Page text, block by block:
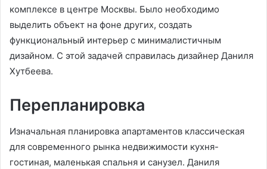
комплексе в центре Москвы. Было необходимо
выделить объект на фоне других, создать
функциональный интерьер с минималистичным
дизайном. С этой задачей справилась дизайнер Даниля
Хутбеева.
Перепланировка
Изначальная планировка апартаментов классическая
для современного рынка недвижимости кухня-
гостиная, маленькая спальня и санузел. Даниля